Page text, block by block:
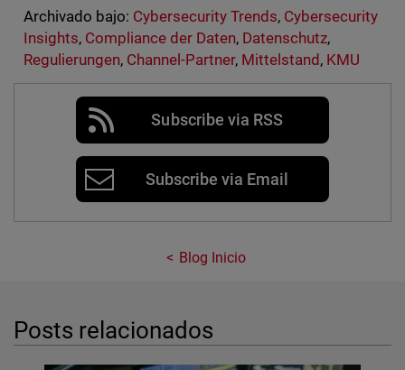
Archivado bajo: Cybersecurity Trends, Cybersecurity
Insights, Compliance der Daten, Datenschutz,
Regulierungen, Channel-Partner, Mittelstand , KMU
Subscribe via RSS
Subscribe via Email
Blog Inicio
Posts relacionados